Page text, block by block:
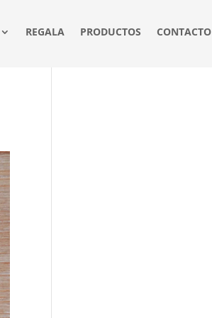
REGALA PRODUCTOS CONTACTO